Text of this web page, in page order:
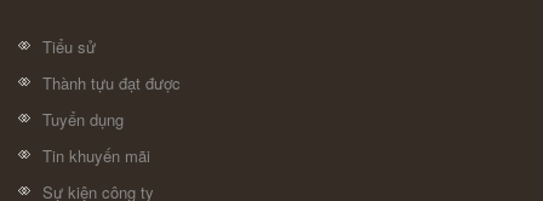
Tiểu sử
Thành tựu đạt được
Tuyển dụng
Tin khuyến mãi
Sự kiện công ty